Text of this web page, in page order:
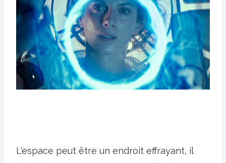
L'espace peut être un endroit effrayant, il